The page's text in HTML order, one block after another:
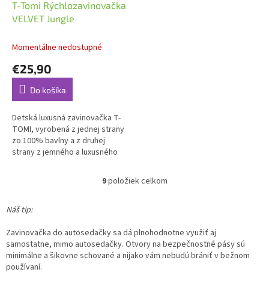
T-Tomi Rýchlozavinovačka
VELVET Jungle
Momentálne nedostupné
€25,90
Do košíka
Detská luxusná zavinovačka T-
TOMI, vyrobená z jednej strany
zo 100% bavlny a z druhej
strany z jemného a luxusného
O
d
a
c
9položiek celkom
Náš tip:
Zavinovačka do autosedačky sa dá plnohodnotne využiť aj
samostatne, mimo autosedačky. Otvory na bezpečnostné pásy sú
minimálne a šikovne schované a nijako vám nebudú brániť v bežnom
používaní.